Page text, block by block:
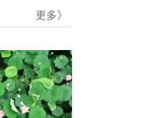
更多》